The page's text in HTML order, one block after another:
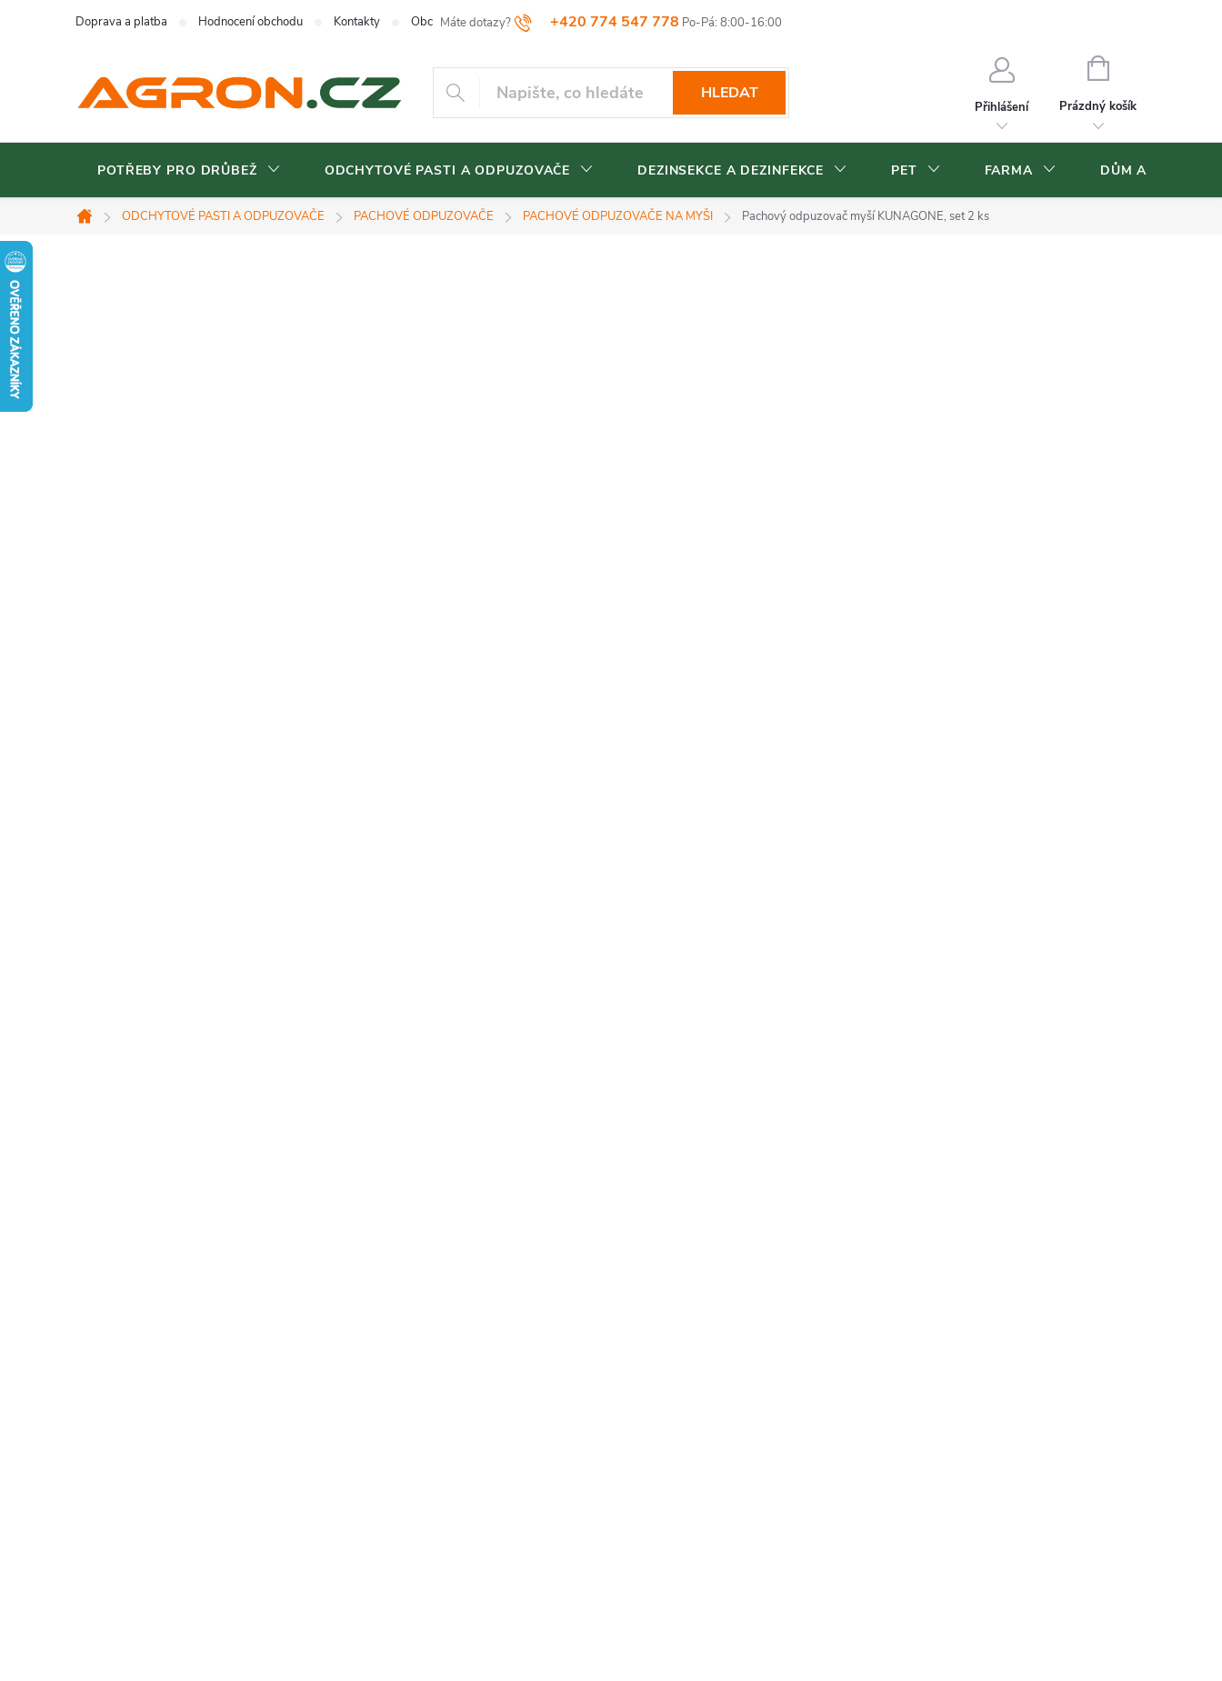
+420 774 547 778
Doprava a platba Hodnocení obchodu Kontakty Obchodní podmínky Reklamační řád Vrácení zboží Blog
HLEDAT
Přihlášení
NÁKUPNÍ
Prázdný košík
POTŘEBY PRO DRŮBEŽ ODCHYTOVÉ PASTI A ODPUZOVAČE DEZINSEKCE A DEZINFEKCE PET FARMA DŮM A ZAHRADA
Domů
ODCHYTOVÉ PASTI A ODPUZOVAČE PACHOVÉ ODPUZOVAČE PACHOVÉ ODPUZOVAČE NA MYŠI Pachový odpuzovač myší KUNAGONE, set 2 ks